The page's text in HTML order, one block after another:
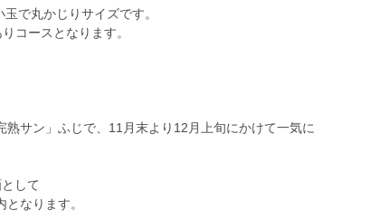
で丸かじりサイズです。
コースとなります。
サン」ふじで、11月末より12月上旬にかけて一気に
して
なります。